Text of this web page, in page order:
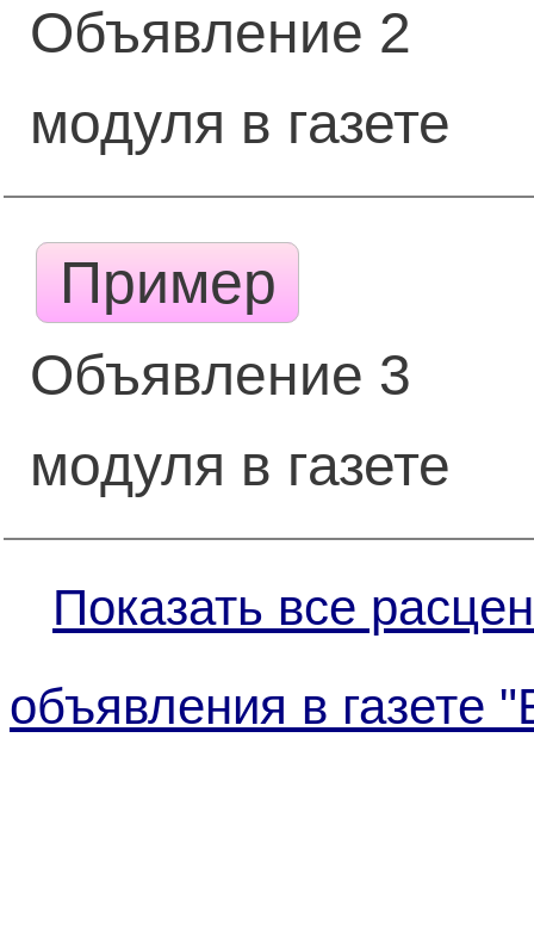
Объявление 2
модуля в газете
Пример
Объявление 3
модуля в газете
Показать все
объявления в газете